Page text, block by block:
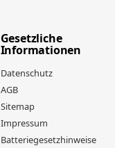
Gesetzliche
Informationen
Datenschutz
AGB
Sitemap
Impressum
Batteriegesetzhinweise